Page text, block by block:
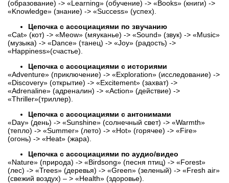
(образование) -> «Learning» (обучение) -> «Books» (книги) ->
«Knowledge» (знание) -> «Success» (успех).
Цепочка с ассоциациями по звучанию
«Cat» (кот) -> «Meow» (мяуканье) -> «Sound» (звук) -> «Music»
(музыка) -> «Dance» (танец) -> «Joy» (радость) ->
«Happiness»(счастье).
Цепочка с ассоциациями с историями
«Adventure» (приключение) -> «Exploration» (исследование) ->
«Discovery» (открытие) -> «Excitement» (захват) ->
«Adrenaline» (адреналин) -> «Action» (действие) ->
«Thriller»(триллер).
Цепочка с ассоциациями с антонимами
«Day» (день) -> «Sunshine» (солнечный свет) -> «Warmth»
(тепло) -> «Summer» (лето) -> «Hot» (горячее) -> «Fire»
(огонь) -> «Heat» (жара).
Цепочка с ассоциациями по аудио/видео
«Nature» (природа) -> «Birdsong» (песня птиц) -> «Forest»
(лес) -> «Trees» (деревья) -> «Green» (зеленый) -> «Fresh air»
(свежий воздух) – > «Health» (здоровье).